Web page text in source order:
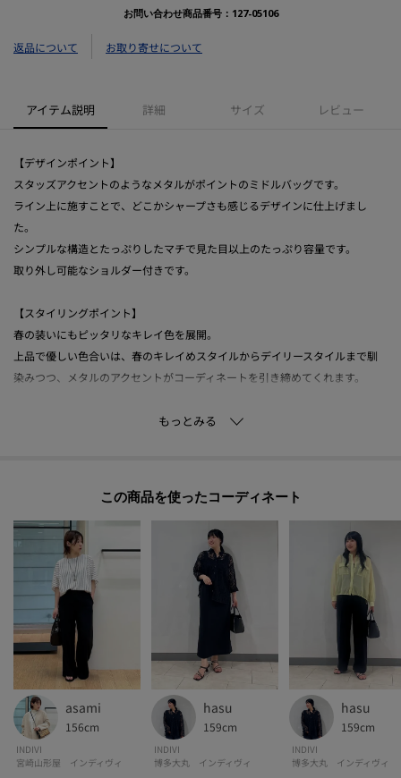
お問い合わせ商品番号： 127-05106
返品について お取り寄せについて
アイテム説明 詳細 サイズ レビュー
【デザインポイント】
スタッズアクセントのようなメタルがポイントのミドルバッグです。
ライン上に施すことで、どこかシャープさも感じるデザインに仕上げまし
た。
シンプルな構造とたっぷりしたマチで見た目以上のたっぷり容量です。
取り外し可能なショルダー付きです。
【スタイリングポイント】
春の装いにもピッタリなキレイ色を展開。
上品で優しい色合いは、春のキレイめスタイルからデイリースタイルまで馴
染みつつ、メタルのアクセントがコーディネートを引き締めてくれます。
-・-・-・-・-・-・-・-・-・-・-・-・-・-・-・-・-・-・-・-・-・-
■気になるアイテムは『お気に入り登録』がおすすめです！■
[お気に入り登録とは？]
オンラインサイトの各アイテムにある「♡マーク」を
クリックして簡単に追加できます！
[おすすめPOINT]
お得な情報をGETできます！！
POINT.1
再入荷通知や、値下げ情報・在庫状況をメルマガにてお知らせ♪
この商品を使った
asami
156cm
INDIVI
宮崎山形屋 インディヴィ
hasu
159cm
INDIVI
博多大丸 インディヴィ
hasu
159cm
INDIVI
博多大丸 インディヴィ